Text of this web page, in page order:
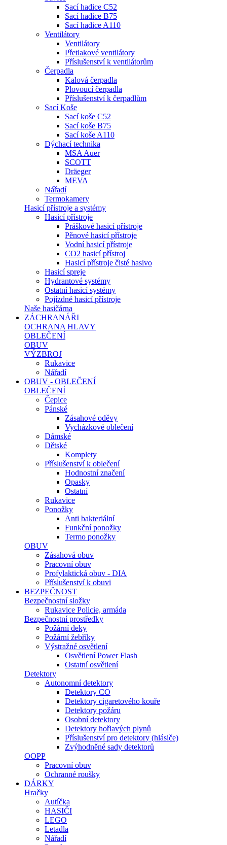
Sací hadice C52
Sací hadice B75
Sací hadice A110
Ventilátory
Ventilátory
Přetlakové ventilátory
Příslušenství k ventilátorům
Čerpadla
Kalová čerpadla
Plovoucí čerpadla
Příslušenství k čerpadlům
Sací Koše
Sací koše C52
Sací koše B75
Sací koše A110
Dýchací technika
MSA Auer
SCOTT
Dräeger
MEVA
Nářadí
Termokamery
Hasicí přístroje a systémy
Hasicí přístroje
Práškové hasicí přístroje
Pěnové hasicí přístroje
Vodní hasicí přístroje
CO2 hasicí přístroj
Hasicí přístroje čisté hasivo
Hasicí spreje
Hydrantové systémy
Ostatní hasicí systémy
Pojízdné hasicí přístroje
Naše hasičárna
ZÁCHRANÁŘI
OCHRANA HLAVY
OBLEČENÍ
OBUV
VÝZBROJ
Rukavice
Nářadí
OBUV - OBLEČENÍ
OBLEČENÍ
Čepice
Pánské
Zásahové oděvy
Vycházkové oblečení
Dámské
Dětské
Komplety
Příslušenství k oblečení
Hodnostní značení
Opasky
Ostatní
Rukavice
Ponožky
Anti bakteriální
Funkční ponožky
Termo ponožky
OBUV
Zásahová obuv
Pracovní obuv
Profylaktická obuv - DIA
Příslušenství k obuvi
BEZPEČNOST
Bezpečnostní složky
Rukavice Policie, armáda
Bezpečnostní prostředky
Požární deky
Požární žebříky
Výstražné osvětlení
Osvětlení Power Flash
Ostatní osvětlení
Detektory
Autonomní detektory
Detektory CO
Detektory cigaretového kouře
Detektory požáru
Osobní detektory
Detektory hořlavých plynů
Příslušenství pro detektory (hlásiče)
Zvýhodněné sady detektorů
OOPP
Pracovní obuv
Ochranné roušky
DÁRKY
Hračky
Autíčka
HASIČI
LEGO
Letadla
Nářadí